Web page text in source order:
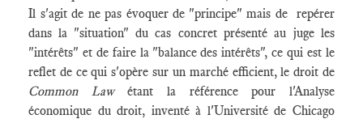
Il s'agit de ne pas évoquer de "principe" mais de repérer
dans la "situation" du cas concret présenté au juge les
"intérêts" et de faire la "balance des intérêts", ce qui est le
reflet de ce qui s'opère sur un marché efficient, le droit de
Common Lawétant la référence pour l'Analyse
économique du droit, inventé à l'Université de Chicago